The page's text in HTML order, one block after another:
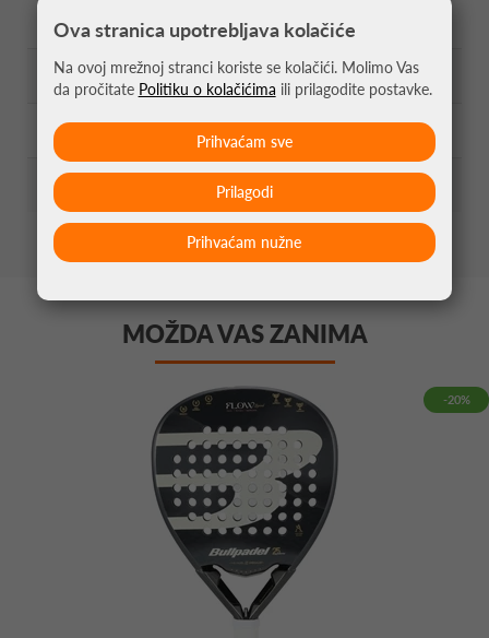
Profil: 38mm
Sastav Jezgre: MultiEva
MOŽDA VAS ZANIMA
-20%
Ova stranica upotrebljava kolačiće
Na ovoj mrežnoj stranci koriste se kolačići. Molimo Vas
da pročitate Politiku o kolačićima ili prilagodite postavke.
Prihvaćam nužne
Prilagodi
Prihvaćam sve